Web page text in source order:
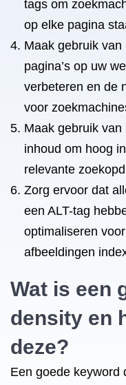
tags om
op elke pagina
Maak gebruik
pagina’s op uw
verbeteren en de
voor
Maak gebruik
inhoud om hoog
relevante
Zorg ervoor dat
een ALT-tag
optimaliseren
afbeeldingen
Wat is een
density en
deze?
Een goede keyword